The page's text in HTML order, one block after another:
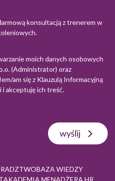
konsultacją z trenerem w
moich danych osobowych
(Administrator) oraz
am się z Klauzulą Informacyjną
i akceptuję ich treść.
wyślij
BAZA WIEDZY